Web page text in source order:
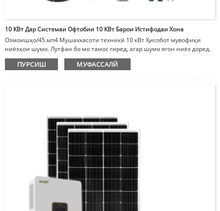
10 КВт Дар Системаи Офтобии 10 КВт Барои Истифодаи Хона
Озмоишҳо/45.мп4 Мушаххасоти техникӣ 10 кВт Ҳисобот мувофиқи
ниёзҳои шумо. Лутфан бо мо тамос гиред, агар шумо ягон ниёз доред.
Нишон додани маҳсулот
ПУРСИШ МУФАССАЛӢ